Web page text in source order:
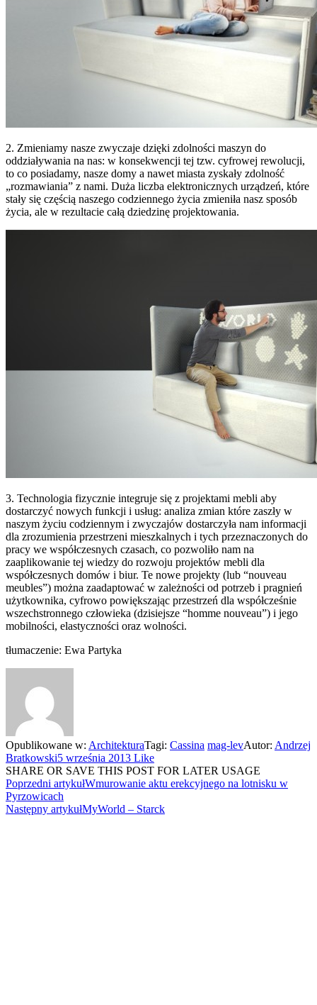
2. Zmieniamy nasze zwyczaje dzięki zdolności maszyn do
oddziaływania na nas: w konsekwencji tej tzw. cyfrowej rewolucji,
to co posiadamy, nasze domy a nawet miasta zyskały zdolność
„rozmawiania” z nami. Duża liczba elektronicznych urządzeń, które
stały się częścią naszego codziennego życia zmieniła nasz sposób
życia, ale w rezultacie całą dziedzinę projektowania.
3. Technologia fizycznie integruje się z projektami mebli aby
dostarczyć nowych funkcji i usług: analiza zmian które zaszły w
naszym życiu codziennym i zwyczajów dostarczyła nam informacji
dla zrozumienia przestrzeni mieszkalnych i tych przeznaczonych do
pracy we współczesnych czasach, co pozwoliło nam na
zaaplikowanie tej wiedzy do rozwoju projektów mebli dla
współczesnych domów i biur. Te nowe projekty (lub “nouveau
meubles”) można zaadaptować w zależności od potrzeb i pragnień
użytkownika, cyfrowo powiększając przestrzeń dla współcześnie
wszechstronnego człowieka (dzisiejsze “homme nouveau”) i jego
mobilności, elastyczności oraz wolności.
tłumaczenie: Ewa Partyka
Opublikowane w: ArchitekturaTagi: Cassina mag-levAutor: Andrzej
Bratkowski5 września 2013 Like
SHARE OR SAVE THIS POST FOR LATER USAGE
Poprzedni artykułWmurowanie aktu erekcyjnego na lotnisku w
Pyrzowicach
Następny artykułMyWorld – Starck